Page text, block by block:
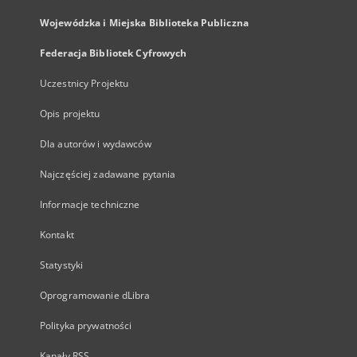
Wojewódzka i Miejska Biblioteka Publiczna
Federacja Bibliotek Cyfrowych
Uczestnicy Projektu
Opis projektu
Dla autorów i wydawców
Najczęściej zadawane pytania
Informacje techniczne
Kontakt
Statystyki
Oprogramowanie dLibra
Polityka prywatności